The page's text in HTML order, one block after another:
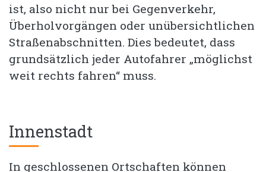
ist, also nicht nur bei Gegenverkehr,
Überholvorgängen oder unübersichtlichen
Straßenabschnitten. Dies bedeutet, dass
grundsätzlich jeder Autofahrer „möglichst
weit rechts fahren“ muss.
Innenstadt
In geschlossenen Ortschaften können